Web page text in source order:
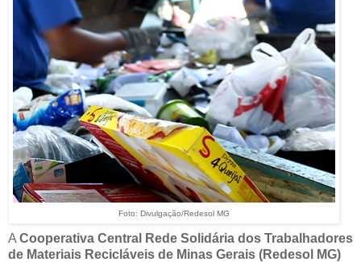
Foto: Divulgação/Redesol MG
A Cooperativa Central Rede Solidária dos Trabalhadores
de Materiais Recicláveis de Minas Gerais (Redesol MG)